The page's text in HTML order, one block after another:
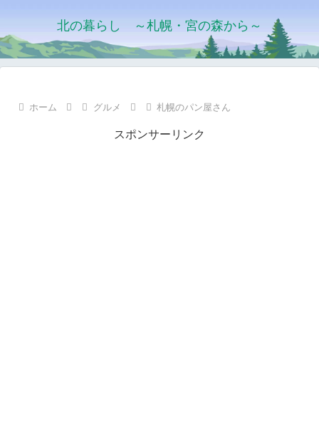
北の暮らし ～札幌・宮の森から～
ホーム グルメ 札幌のパン屋さん
スポンサーリンク